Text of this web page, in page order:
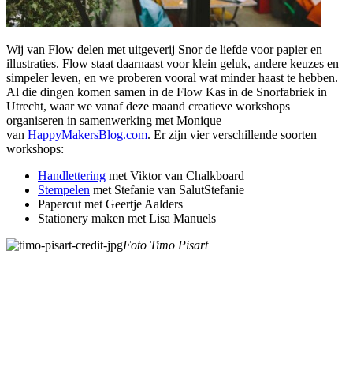
Wij van Flow delen met uitgeverij Snor de liefde voor papier en
illustraties. Flow staat daarnaast voor klein geluk, andere keuzes en
simpeler leven, en we proberen vooral wat minder haast te hebben.
Al die dingen komen samen in de Flow Kas in de Snorfabriek in
Utrecht, waar we vanaf deze maand creatieve workshops
organiseren in samenwerking met Monique
van HappyMakersBlog.com. Er zijn vier verschillende soorten
workshops:
Handlettering met Viktor van Chalkboard
Stempelen met Stefanie van SalutStefanie
Papercut met Geertje Aalders
Stationery maken met Lisa Manuels
Foto Timo Pisart